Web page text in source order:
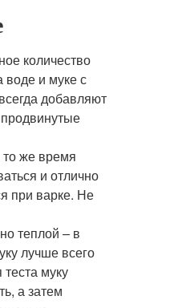
количество
воде и муке с
добавляют
же время
и отлично
при варке. Не
теплой – в
лучше всего
муку
а затем